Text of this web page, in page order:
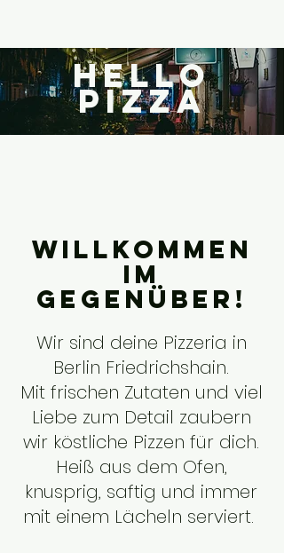
hello
pizza
willkommen
im
gegenüber!
Wir sind deine Pizzeria in
Berlin Friedrichshain.
Mit frischen Zutaten und viel
Liebe zum Detail zaubern
wir köstliche Pizzen für dich.
Heiß aus dem Ofen,
knusprig, saftig und immer
mit einem Lächeln serviert.